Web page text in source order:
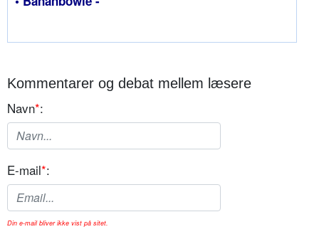
Kommentarer og debat mellem læsere
Navn*:
E-mail*:
Din e-mail bliver ikke vist på sitet.